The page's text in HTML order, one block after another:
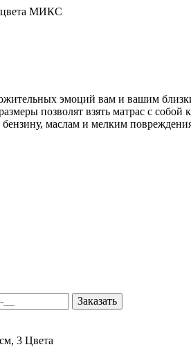
цвета МИКС
эмоций вам и вашим
позволят взять матрас с
маслам и мелким
Заказать
3 Цвета